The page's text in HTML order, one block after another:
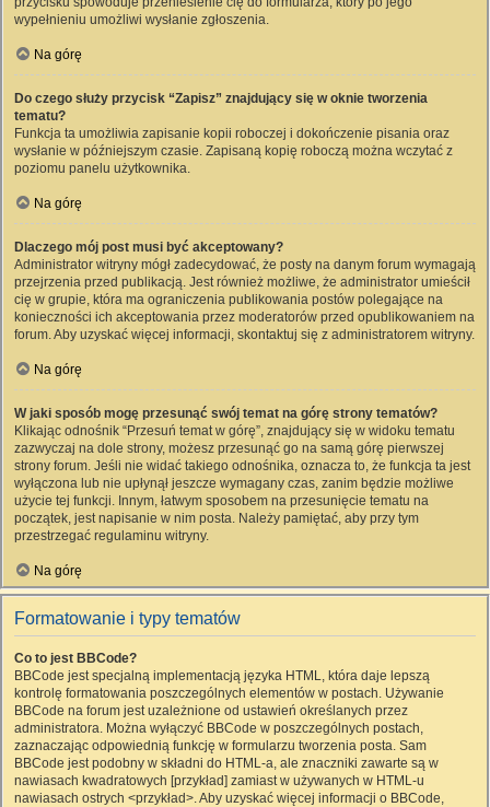
wypełnieniu umożliwi wysłanie zgłoszenia.
Na górę
Do czego służy przycisk “Zapisz” znajdujący się w oknie tworzenia
tematu?
Funkcja ta umożliwia zapisanie kopii roboczej i dokończenie pisania oraz
wysłanie w późniejszym czasie. Zapisaną kopię roboczą można wczytać z
poziomu panelu użytkownika.
Na górę
Dlaczego mój post musi być akceptowany?
Administrator witryny mógł zadecydować, że posty na danym forum wymagają
przejrzenia przed publikacją. Jest również możliwe, że administrator umieścił
cię w grupie, która ma ograniczenia publikowania postów polegające na
konieczności ich akceptowania przez moderatorów przed opublikowaniem na
forum. Aby uzyskać więcej informacji, skontaktuj się z administratorem witryny.
Na górę
W jaki sposób mogę przesunąć swój temat na górę strony tematów?
Klikając odnośnik “Przesuń temat w górę”, znajdujący się w widoku tematu
zazwyczaj na dole strony, możesz przesunąć go na samą górę pierwszej
strony forum. Jeśli nie widać takiego odnośnika, oznacza to, że funkcja ta jest
wyłączona lub nie upłynął jeszcze wymagany czas, zanim będzie możliwe
użycie tej funkcji. Innym, łatwym sposobem na przesunięcie tematu na
początek, jest napisanie w nim posta. Należy pamiętać, aby przy tym
przestrzegać regulaminu witryny.
Na górę
Formatowanie i typy tematów
Co to jest BBCode?
BBCode jest specjalną implementacją języka HTML, która daje lepszą
kontrolę formatowania poszczególnych elementów w postach. Używanie
BBCode na forum jest uzależnione od ustawień określanych przez
administratora. Można wyłączyć BBCode w poszczególnych postach,
zaznaczając odpowiednią funkcję w formularzu tworzenia posta. Sam
BBCode jest podobny w składni do HTML-a, ale znaczniki zawarte są w
nawiasach kwadratowych [przykład] zamiast w używanych w HTML-u
nawiasach ostrych <przykład>. Aby uzyskać więcej informacji o BBCode,